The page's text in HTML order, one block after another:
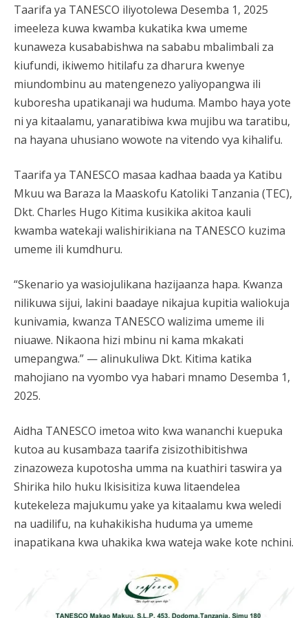
Taarifa ya TANESCO iliyotolewa Desemba 1, 2025
imeeleza kuwa kwamba kukatika kwa umeme
kunaweza kusababishwa na sababu mbalimbali za
kiufundi, ikiwemo hitilafu za dharura kwenye
miundombinu au matengenezo yaliyopangwa ili
kuboresha upatikanaji wa huduma. Mambo haya yote
ni ya kitaalamu, yanaratibiwa kwa mujibu wa taratibu,
na hayana uhusiano wowote na vitendo vya kihalifu.
Taarifa ya TANESCO masaa kadhaa baada ya Katibu
Mkuu wa Baraza la Maaskofu Katoliki Tanzania (TEC),
Dkt. Charles Hugo Kitima kusikika akitoa kauli
kwamba watekaji walishirikiana na TANESCO kuzima
umeme ili kumdhuru.
“Skenario ya wasiojulikana hazijaanza hapa. Kwanza
nilikuwa sijui, lakini baadaye nikajua kupitia waliokuja
kunivamia, kwanza TANESCO walizima umeme ili
niuawe. Nikaona hizi mbinu ni kama mkakati
umepangwa.” — alinukuliwa Dkt. Kitima katika
mahojiano na vyombo vya habari mnamo Desemba 1,
2025.
Aidha TANESCO imetoa wito kwa wananchi kuepuka
kutoa au kusambaza taarifa zisizothibitishwa
zinazoweza kupotosha umma na kuathiri taswira ya
Shirika hilo huku lkisisitiza kuwa litaendelea
kutekeleza majukumu yake ya kitaalamu kwa weledi
na uadilifu, na kuhakikisha huduma ya umeme
inapatikana kwa uhakika kwa wateja wake kote nchini.